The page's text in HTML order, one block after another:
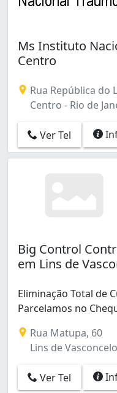
Ms Instituto
Centro
Rua República do
Centro - Rio de
Ver Tel
Big Control
em Lins de
Eliminação Total de
Parcelamos no
Rua Matupa, 60
Lins de
Ver Tel